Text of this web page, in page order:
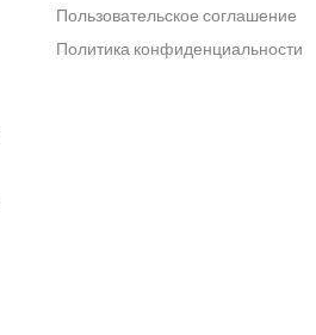
Пользовательское соглашение
Политика конфиденциальности